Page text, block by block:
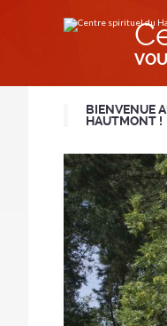
contenu.
BIENVENUE
HAUTMONT !